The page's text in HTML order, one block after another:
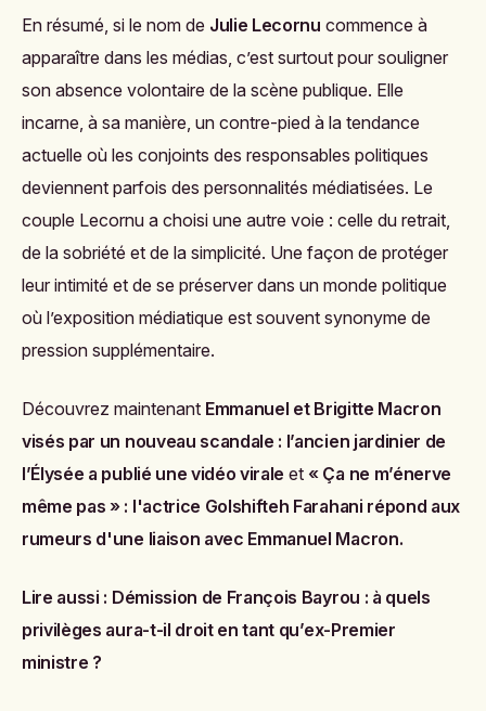
En résumé, si le nom de Julie Lecornu commence à
apparaître dans les médias, c’est surtout pour souligner
son absence volontaire de la scène publique. Elle
incarne, à sa manière, un contre-pied à la tendance
actuelle où les conjoints des responsables politiques
deviennent parfois des personnalités médiatisées. Le
couple Lecornu a choisi une autre voie : celle du retrait,
de la sobriété et de la simplicité. Une façon de protéger
leur intimité et de se préserver dans un monde politique
où l’exposition médiatique est souvent synonyme de
pression supplémentaire.
Découvrez maintenant Emmanuel et Brigitte Macron
visés par un nouveau scandale : l’ancien jardinier de
l’Élysée a publié une vidéo virale et « Ça ne m’énerve
même pas » : l'actrice Golshifteh Farahani répond aux
rumeurs d'une liaison avec Emmanuel Macron.
Lire aussi : Démission de François Bayrou : à quels
privilèges aura-t-il droit en tant qu’ex-Premier
ministre ?